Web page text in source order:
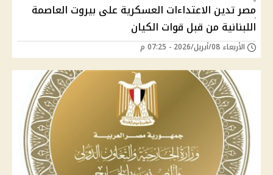
مصر تدين الاعتداءات العسكرية على بيروت العاصمة
اللبنانية من قبل قوات الكيان
الأربعاء 08/أبريل/2026 - 07:25 م